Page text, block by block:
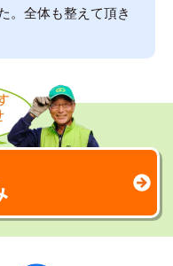
。全体も整えて頂き